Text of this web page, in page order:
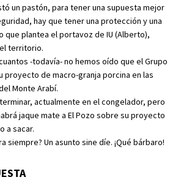
un pastón, para tener una supuesta mejor
hay que tener una protección y una
que plantea el portavoz de IU (Alberto),
territorio.
-todavía- no hemos oído que el Grupo
proyecto de macro-granja porcina en las
Monte Arabí.
actualmente en el congelador, pero
jaque mate a El Pozo sobre su proyecto
a sacar.
siempre? Un asunto sine díe. ¡Qué bárbaro!